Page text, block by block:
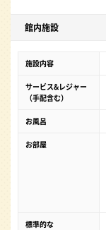
館内施設
施設内容
サービス&レジャー
（手配含む）
お風呂
お部屋
標準的な